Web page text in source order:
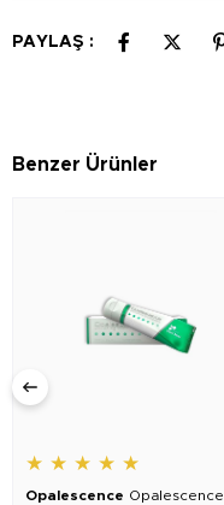
PAYLAŞ :
Benzer Ürünler
★ ★ ★ ★ ★
Opalescence Opalescence